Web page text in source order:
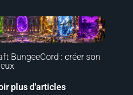
BungeeCord : créer son
plus d'articles